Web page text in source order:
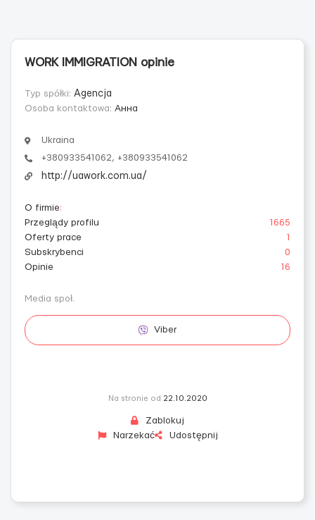
WORK IMMIGRATION opinie
Typ spółki: Agencja
Osoba kontaktowa: Анна
Ukraina
+380933541062, +380933541062
http://uawork.com.ua/
O firmie:
Przeglądy profilu
1665
Oferty prace
1
Subskrybenci
0
Opinie
16
Media społ.
Viber
Na stronie od 22.10.2020
Zablokuj
Narzekać
Udostępnij